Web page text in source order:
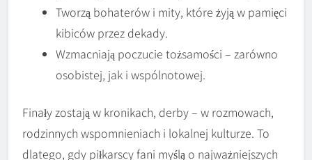
Tworzą bohaterów i mity, które żyją w pamięci
kibiców przez dekady.
Wzmacniają poczucie tożsamości – zarówno
osobistej, jak i wspólnotowej.
Finały zostają w kronikach, derby – w rozmowach,
rodzinnych wspomnieniach i lokalnej kulturze. To
dlatego, gdy piłkarscy fani myślą o najważniejszych